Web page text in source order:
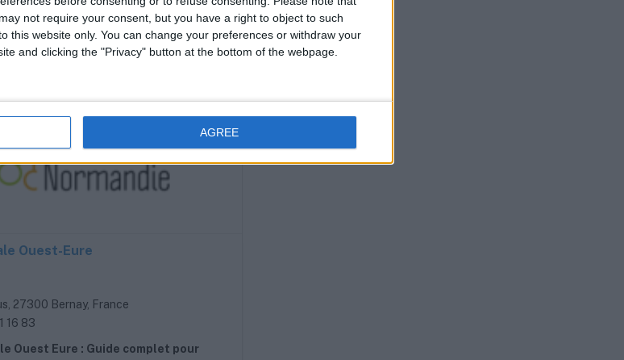
not require your consent, but you have a right to object to such
this website only. You can change your preferences or withdraw your
and clicking the "Privacy" button at the bottom of the webpage.
AGREE
Ouest-Eure
27300 Bernay, France
16 83
Ouest Eure : Guide complet pour